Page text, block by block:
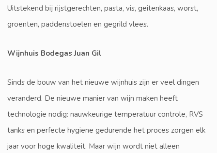
Uitstekend bij rijstgerechten, pasta, vis, geitenkaas, worst,
groenten, paddenstoelen en gegrild vlees.
Wijnhuis Bodegas Juan Gil
Sinds de bouw van het nieuwe wijnhuis zijn er veel dingen
veranderd. De nieuwe manier van wijn maken heeft
technologie nodig: nauwkeurige temperatuur controle, RVS
tanks en perfecte hygiene gedurende het proces zorgen elk
jaar voor hoge kwaliteit. Maar wijn wordt niet alleen